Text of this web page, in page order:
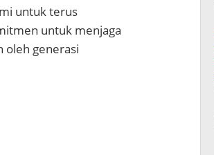
untuk terus
untuk menjaga
oleh generasi